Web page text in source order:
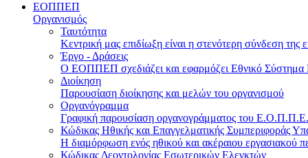
ΕΟΠΠΕΠ
Οργανισμός
Ταυτότητα
Κεντρική μας επιδίωξη είναι η στενότερη σύνδεση της
Έργο - Δράσεις
Ο ΕΟΠΠΕΠ σχεδιάζει και εφαρμόζει Eθνικό Σύστημα
Διοίκηση
Παρουσίαση διοίκησης και μελών του οργανισμού
Οργανόγραμμα
Γραφική παρουσίαση οργανογράμματος του
Κώδικας Ηθικής και Επαγγελματικής Συμπεριφοράς
Η διαμόρφωση ενός ηθικού και ακέραιου εργασιακού
Κώδικας Δεοντολογίας Εσωτερικών Ελεγκτών